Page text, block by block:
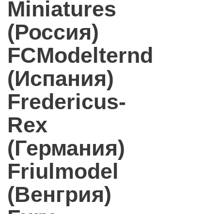
Miniatures
(Россия)
FCModelternd
(Испания)
Fredericus-
Rex
(Германия)
Friulmodel
(Венгрия)